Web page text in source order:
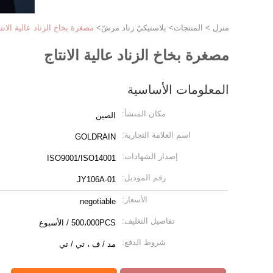
منزل > المنتجات> بلاستيكيّ زناد مرشّ> مصغرة بخاخ الزناد عالية
مصغرة بخاخ الزناد عالية الانتاج
المعلومات الأساسية
مكان المنشأ: الصين
اسم العلامة التجارية: GOLDRAIN
إصدار الشهادات: ISO9001/ISO14001
رقم الموديل: JY106A-01
الأسعار: negotiable
تفاصيل التغليف: 500،000PCS / الأسبوع
شروط الدفع: مد / ف ، تي / تي